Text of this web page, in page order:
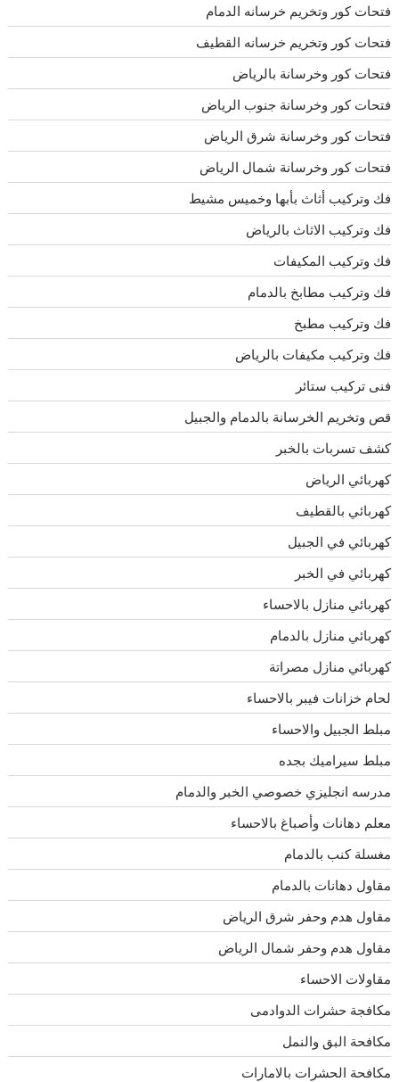
فتحات كور وتخريم خرسانه الدمام
فتحات كور وتخريم خرسانه القطيف
فتحات كور وخرسانة بالرياض
فتحات كور وخرسانة جنوب الرياض
فتحات كور وخرسانة شرق الرياض
فتحات كور وخرسانة شمال الرياض
فك وتركيب أثاث بأبها وخميس مشيط
فك وتركيب الاثاث بالرياض
فك وتركيب المكيفات
فك وتركيب مطابخ بالدمام
فك وتركيب مطبخ
فك وتركيب مكيفات بالرياض
فنى تركيب ستائر
قص وتخريم الخرسانة بالدمام والجبيل
كشف تسربات بالخبر
كهربائي الرياض
كهربائي بالقطيف
كهربائي في الجبيل
كهربائي في الخبر
كهربائي منازل بالاحساء
كهربائي منازل بالدمام
كهربائي منازل مصراتة
لحام خزانات فيبر بالاحساء
مبلط الجبيل والاحساء
مبلط سيراميك بجده
مدرسه انجليزي خصوصي الخبر والدمام
معلم دهانات وأصباغ بالاحساء
مغسلة كنب بالدمام
مقاول دهانات بالدمام
مقاول هدم وحفر شرق الرياض
مقاول هدم وحفر شمال الرياض
مقاولات الاحساء
مكافجة حشرات الدوادمى
مكافحة البق والنمل
مكافحة الحشرات بالامارات